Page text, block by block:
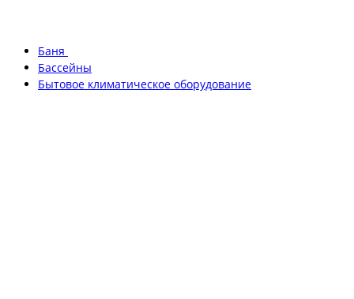
Баня
Бассейны
Бытовое климатическое оборудование